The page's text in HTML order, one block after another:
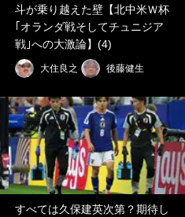
斗が乗り越えた壁【北中米Ｗ杯
｢オランダ戦そしてチュニジア
戦｣への大激論】(4)
大住良之 後藤健生
すべては久保建英次第？期待し